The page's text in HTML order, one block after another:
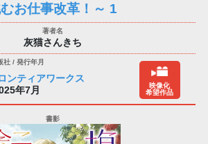
お仕事改革！～ 1
灰猫さんきち
ンティアワークス
年7月
映像化
希望作品